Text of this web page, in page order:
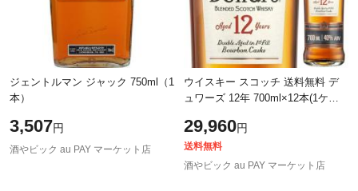
ジェントルマン ジャック 750ml（1
本）
3,507円
酒やビック au PAY マーケット店
ウイスキー スコッチ 送料無料 デ
ュワーズ 12年 700ml×12本(1ケー
29,960円
送料無料
酒やビック au PAY マーケット店